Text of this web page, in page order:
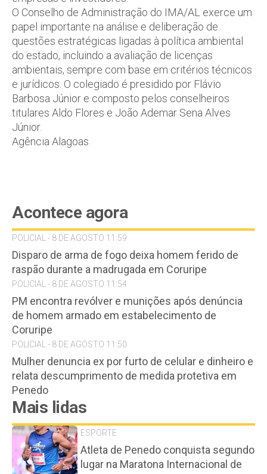
O Conselho de Administração do IMA/AL exerce um
papel importante na análise e deliberação de
questões estratégicas ligadas à política ambiental
do estado, incluindo a avaliação de licenças
ambientais, sempre com base em critérios técnicos
e jurídicos. O colegiado é presidido por Flávio
Barbosa Júnior e composto pelos conselheiros
titulares Aldo Flores e João Ademar Sena Alves
Júnior.
Agência Alagoas
Acontece agora
POLICIAL - 8 DE AGOSTO 11:59
Disparo de arma de fogo deixa homem ferido de
raspão durante a madrugada em Coruripe
POLICIAL - 8 DE AGOSTO 11:54
PM encontra revólver e munições após denúncia
de homem armado em estabelecimento de
Coruripe
POLICIAL - 8 DE AGOSTO 11:50
Mulher denuncia ex por furto de celular e dinheiro e
relata descumprimento de medida protetiva em
Penedo
Mais lidas
ESPORTE
Atleta de Penedo conquista segundo
lugar na Maratona Internacional de